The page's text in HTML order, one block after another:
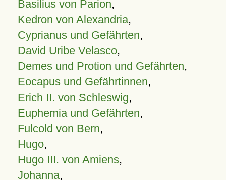
Basilius von Parion,
Kedron von Alexandria,
Cyprianus und Gefährten,
David Uribe Velasco,
Demes und Protion und Gefährten,
Eocapus und Gefährtinnen,
Erich II. von Schleswig,
Euphemia und Gefährten,
Fulcold von Bern,
Hugo,
Hugo III. von Amiens,
Johanna,